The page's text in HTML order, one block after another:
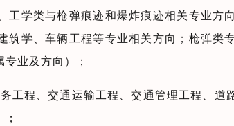
工学类与枪弹痕迹和爆炸痕迹相关专业方
筑学、车辆工程等专业相关方向；枪弹类
业及方向）；
工程、交通运输工程、交通管理工程、道